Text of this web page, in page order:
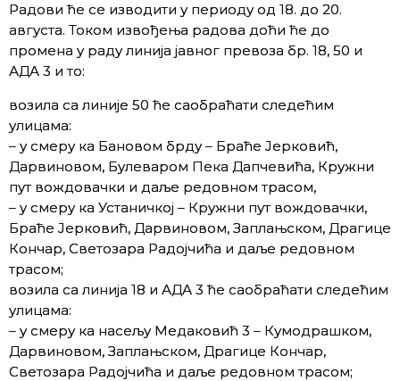
Радови ће се изводити у периоду од 18. до 20.
августа. Током извођења радова доћи ће до
промена у раду линија јавног превоза бр. 18, 50 и
АДА 3 и то:
возила са линије 50 ће саобраћати следећим
улицама:
– у смеру ка Бановом брду – Браће Јерковић,
Дарвиновом, Булеваром Пека Дапчевића, Кружни
пут вождовачки и даље редовном трасом,
– у смеру ка Устаничкој – Кружни пут вождовачки,
Браће Јерковић, Дарвиновом, Заплањском, Драгице
Кончар, Светозара Радојчића и даље редовном
трасом;
возила са линија 18 и АДА 3 ће саобраћати следећим
улицама:
– у смеру ка насељу Медаковић 3 – Кумодрашком,
Дарвиновом, Заплањском, Драгице Кончар,
Светозара Радојчића и даље редовном трасом;